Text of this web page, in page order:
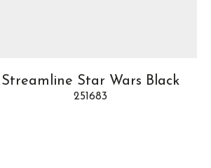
Streamline Star Wars Black
251683